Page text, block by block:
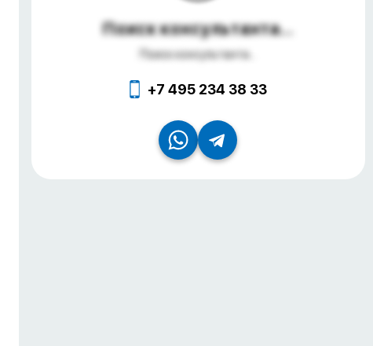
Поиск консультанта...
Поиск консультанта...
+7 495 234 38 33